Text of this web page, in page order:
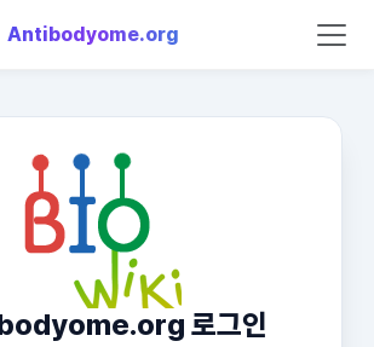
Antibodyome.org
로그인